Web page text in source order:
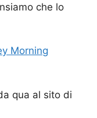
che lo
Morning
qua al sito di